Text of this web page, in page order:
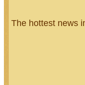
The hottest news